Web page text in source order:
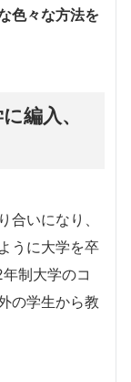
色々な方法を
編入、
合いになり、
うに大学を卒
制大学のコ
の学生から教